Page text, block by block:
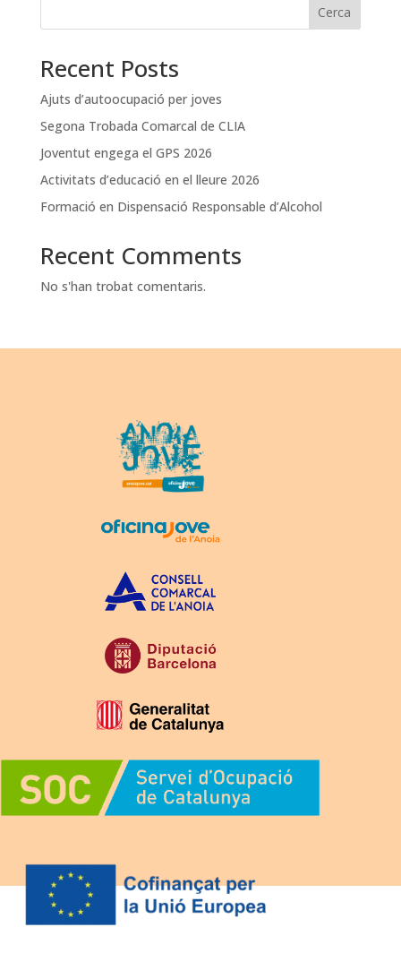
Cerca
Recent Posts
Ajuts d’autoocupació per joves
Segona Trobada Comarcal de CLIA
Joventut engega el GPS 2026
Activitats d’educació en el lleure 2026
Formació en Dispensació Responsable d’Alcohol
Recent Comments
No s'han trobat comentaris.